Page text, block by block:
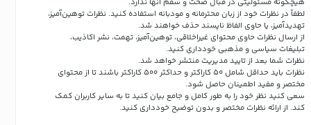
لطفاً در نظرات خود از زبان محترمانه و مودبانه استفاده کنید. نظرات توهین‌آمیز،
تهدیدآمیز، یا حاوی الفاظ ناپسند حذف خواهند شد.
از ارسال نظرات حاوی محتوای غیراخلاقی، توهین‌آمیز، تهمت، نشر اکاذیب،
تبلیغات سیاسی و مذهبی خودداری کنید.
نظرات شما بعد از تایید مدیریت منتشر خواهد شد.
نظرات باید حداقل شامل 50 کاراکتر و حداکثر 500 کاراکتر باشند تا از محتوای
مختصر و مفید اطمینان حاصل شود.
سعی کنید نظر خود را به طور کامل و جامع بیان کنید تا به سایر کاربران کمک
کند. از ارائه نظرات مختصر و بدون توضیح خودداری کنید.